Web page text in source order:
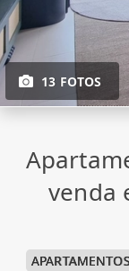
13 FOTOS
venda